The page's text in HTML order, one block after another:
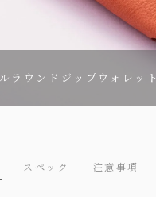
ラウンドジップウォレット
スペック 注意事項